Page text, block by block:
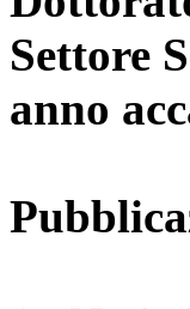
Settore
anno